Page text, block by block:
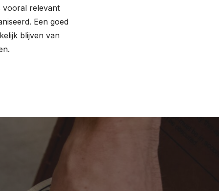
vooral relevant
Een goed
blijven van